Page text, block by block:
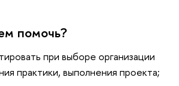
помочь?
при выборе организации
практики, выполнения проекта;